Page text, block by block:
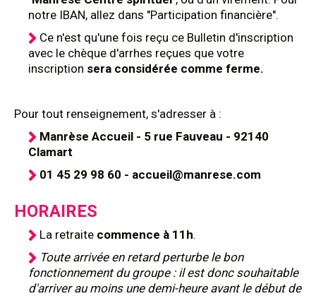
notre IBAN, allez dans "Participation financière".
Ce n'est qu'une fois reçu ce Bulletin d'inscription
avec le chèque d'arrhes reçues que votre
inscription sera considérée comme ferme.
Pour tout renseignement, s'adresser à :
Manrèse Accueil - 5 rue Fauveau - 92140
Clamart
01 45 29 98 60 - accueil@manrese.com
HORAIRES
La retraite commence à 11h.
Toute arrivée en retard perturbe le bon
fonctionnement du groupe : il est donc souhaitable
d'arriver au moins une demi-heure avant le début de